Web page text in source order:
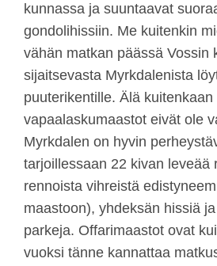
kunnassa ja suuntaavat
gondolihissiin. Me kuitenkin
vähän matkan päässä Vossin
sijaitsevasta Myrkdalenista
puuterikentille. Älä
vapaalaskumaastot eivät ole
Myrkdalen on hyvin
tarjoillessaan 22 kivan leveää
rennoista vihreistä
maastoon), yhdeksän hissiä
parkeja. Offarimaastot ovat
vuoksi tänne kannattaa